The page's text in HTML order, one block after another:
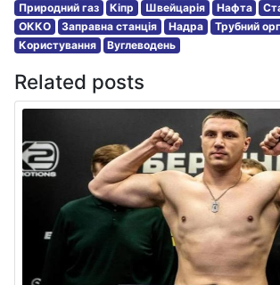
Природний газ
Кіпр Швейцарія Нафта
ОККО
Заправна станція Надра
Трубний
Користування
Вуглеводень
Related posts